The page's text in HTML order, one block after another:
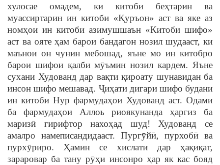
хулосае омадем, ки китоби беҳтарин ва
муассиртарин ин китоби «Қуръон» аст ва яке аз
номҳои ин китоби азимушшаън «Китоби шифо»
аст ва ояте ҳам барои бандагон нозил шудааст, ки
маънои он чунин мебошад, яъне мо ин китобро
барои шифои қалби мӯъмин нозил кардем. Яъне
сухани Худованд дар вақти қироату шунавидан ба
инсон шифо мешавад. Ҷиҳати дигари шифо будани
ин китоби Нур фармудаҳои Худованд аст. Одами
ба фармудаҳои Аллоь риоякунанда ҳаргиз ба
маризӣ гирифтор нахоҳад шуд! Худованд се
амалро намеписандидааст. Пургӯйӣ, пурхобӣ ва
пурхӯриро. Ҳамин се хислати дар ҳақиқат,
зараровар ба тану рӯҳи инсонро ҳар як кас бояд